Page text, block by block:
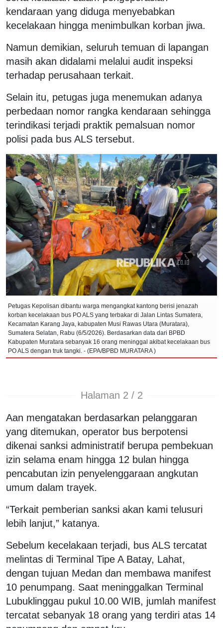
kendaraan yang diduga menyebabkan
kecelakaan hingga menimbulkan korban jiwa.
Namun demikian, seluruh temuan di lapangan
masih akan didalami melalui audit inspeksi
terhadap perusahaan terkait.
Selain itu, petugas juga menemukan adanya
perbedaan nomor rangka kendaraan sehingga
terindikasi terjadi praktik pemalsuan nomor
polisi pada bus ALS tersebut.
Petugas Kepolisan dibantu warga mengangkat kantong berisi jenazah
korban kecelakaan bus PO ALS yang terbakar di Jalan Lintas Sumatera,
Kecamatan Karang Jaya, kabupaten Musi Rawas Utara (Muratara),
Sumatera Selatan, Rabu (6/5/2026). Berdasarkan data dari BPBD
Kabupaten Muratara sebanyak 16 orang meninggal akibat kecelakaan bus
PO ALS dengan truk tangki. - (EPA/BPBD MURATARA )
Halaman 2 / 2
Aan mengatakan berdasarkan pelanggaran
yang ditemukan, operator bus berpotensi
dikenai sanksi administratif berupa pembekuan
izin selama enam hingga 12 bulan hingga
pencabutan izin penyelenggaraan angkutan
umum dalam trayek.
“Terkait pemberian sanksi akan kami telusuri
lebih lanjut,” katanya.
Sebelum kecelakaan terjadi, bus ALS tercatat
melintas di Terminal Tipe A Batay, Lahat,
dengan tujuan Medan dan membawa manifest
10 penumpang. Saat meninggalkan Terminal
Lubuklinggau pukul 10.00 WIB, jumlah manifest
tercatat sebanyak 18 orang yang terdiri atas 14